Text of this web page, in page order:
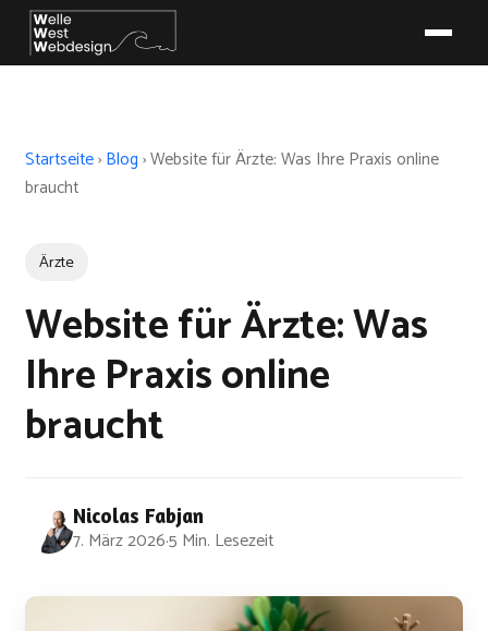
Startseite› Blog ›Website für Ärzte: Was Ihre Praxis online
braucht
Ärzte
Website für Ärzte: Was
Ihre Praxis online
braucht
Nicolas Fabjan
7. März 2026·5 Min. Lesezeit